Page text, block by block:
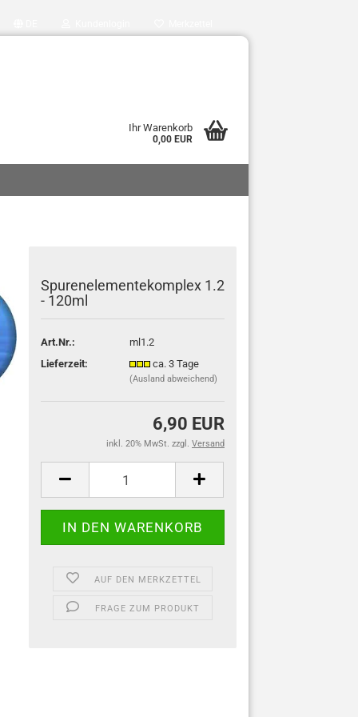
Ihr Warenkorb
0,00 EUR
Spurenelementekomplex 1.2
- 120ml
Art.Nr.:
ml1.2
Lieferzeit:
ca. 3 Tage
(Ausland abweichend)
6,90 EUR
inkl. 20% MwSt. zzgl. Versand
AUF DEN MERKZETTEL
FRAGE ZUM PRODUKT